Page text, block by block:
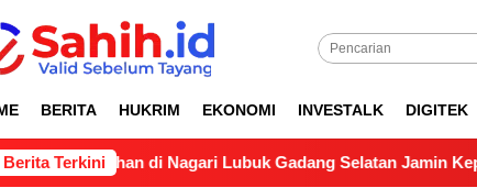
BERITA HUKRIM EKONOMI INVESTALK DIGITEK
Berita Terkini
di Nagari Lubuk Gadang Selatan Jamin Kepastian Hukum